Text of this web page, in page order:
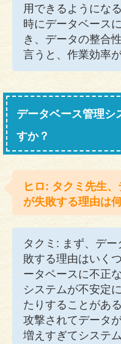
用できるようにな
時にデータベース
き、データの整合
言うと、作業効率
データベース管理シ
すか？
ヒロ: タクミ先生
が失敗する理由は
タクミ: まず、デ
敗する理由はいく
ータベースに不正
システムが不安定
たりすることがあ
攻撃されてデータ
増えすぎてシステ